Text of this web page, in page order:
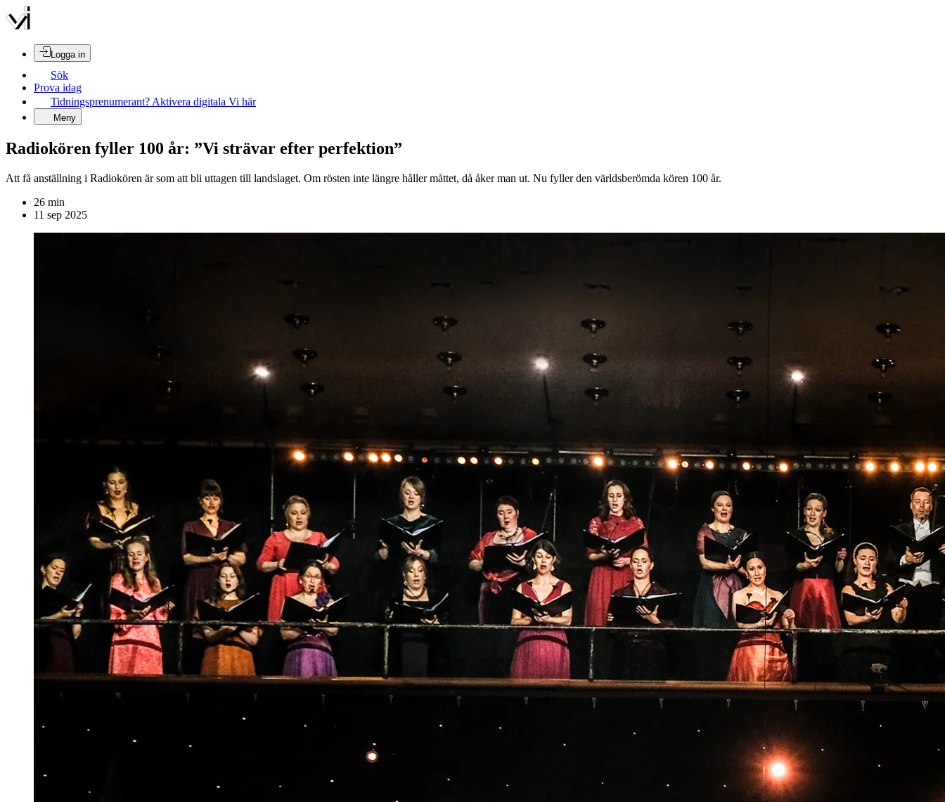
Logga in
Sök
Prova idag
Tidningsprenumerant? Aktivera digitala Vi här
Meny
Radiokören fyller 100 år: ”Vi strävar efter perfektion”
Att få anställning i Radiokören är som att bli uttagen till landslaget. Om rösten inte längre håller måttet, då åker man ut. Nu fyller den världsberömda kören 100 år.
26 min
11 sep 2025